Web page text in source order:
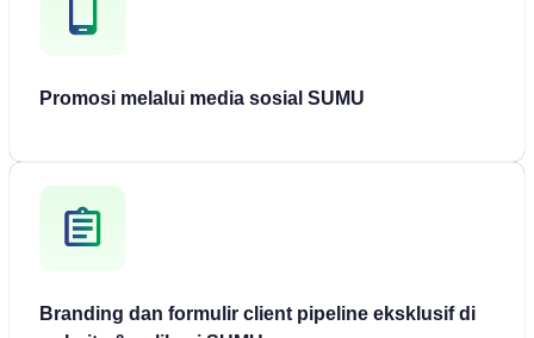
Promosi melalui media sosial SUMU
Branding dan formulir client pipeline eksklusif di